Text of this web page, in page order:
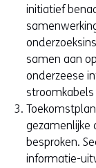
initiatief
samen aan
onderzeese
gezamenlijke
besproken.
informatie-